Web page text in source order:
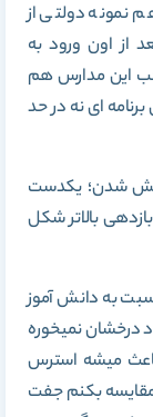
نمونه دولتی از
از اون ورود به
این مدارس هم
ای نه در حد
شدن؛ یکدست
بالاتر شکل
به دانش آموز
درخشان نمیخوره
میشه استرس
بکنم جفت